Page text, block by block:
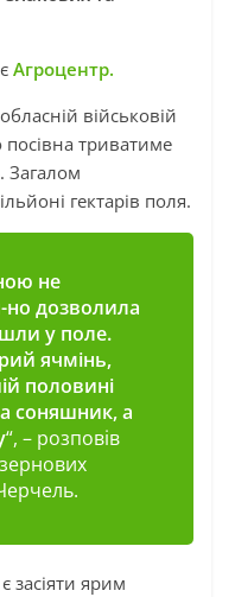
Агроцентр.
військовій
посівна триватиме
Загалом
гектарів поля.
не
но дозволила
у поле.
ячмінь,
половині
соняшник, а
“, – розповів
засіяти ярим